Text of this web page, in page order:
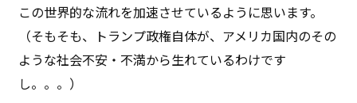
この世界的な流れを加速させているように思います。
（そもそも、トランプ政権自体が、アメリカ国内のその
ような社会不安・不満から生れているわけです
し。。。）